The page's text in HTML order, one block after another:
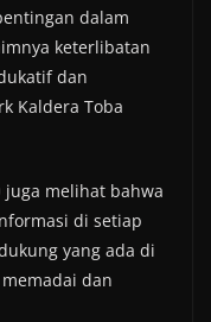
dalam
keterlibatan
dan
Kaldera Toba
juga melihat bahwa
di setiap
yang ada di
dan